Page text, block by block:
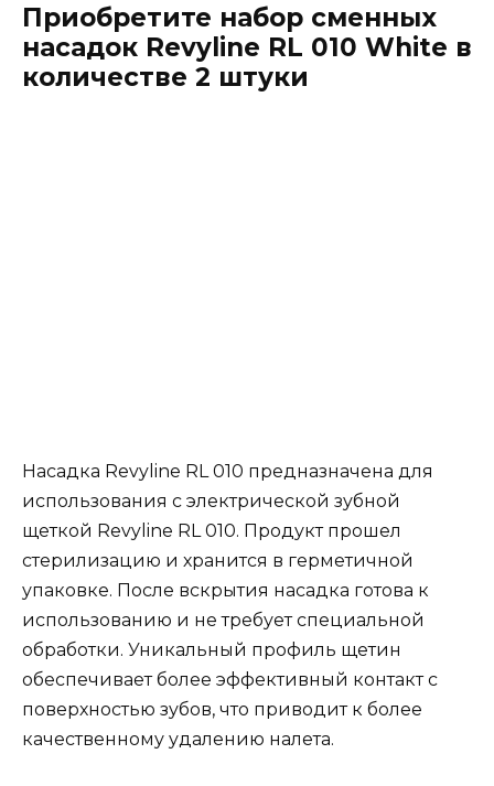
Приобретите набор сменных
насадок Revyline RL 010 White в
количестве 2 штуки
Насадка Revyline RL 010 предназначена для
использования с электрической зубной
щеткой Revyline RL 010. Продукт прошел
стерилизацию и хранится в герметичной
упаковке. После вскрытия насадка готова к
использованию и не требует специальной
обработки. Уникальный профиль щетин
обеспечивает более эффективный контакт с
поверхностью зубов, что приводит к более
качественному удалению налета.